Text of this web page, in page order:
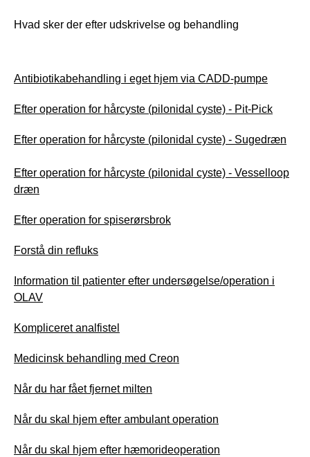
Hvad sker der efter udskrivelse og behandling
Antibiotikabehandling i eget hjem via CADD-pumpe
Efter operation for hårcyste (pilonidal cyste) - Pit-Pick
Efter operation for hårcyste (pilonidal cyste) - Sugedræn
Efter operation for hårcyste (pilonidal cyste) - Vesselloop
dræn
Efter operation for spiserørsbrok
Forstå din refluks
Information til patienter efter undersøgelse/operation i
OLAV
Kompliceret analfistel
Medicinsk behandling med Creon
Når du har fået fjernet milten
Når du skal hjem efter ambulant operation
Når du skal hjem efter hæmorideoperation